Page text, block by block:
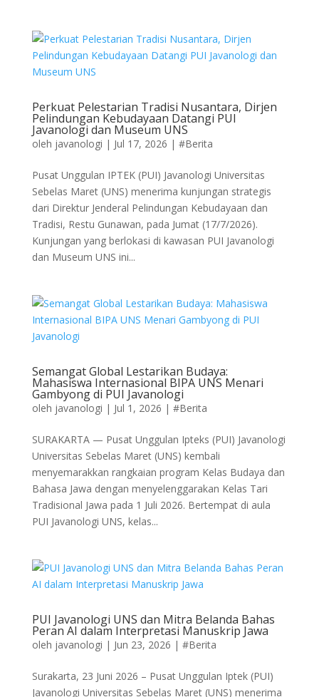
Perkuat Pelestarian Tradisi Nusantara, Dirjen
Pelindungan Kebudayaan Datangi PUI
Javanologi dan Museum UNS
oleh javanologi | Jul 17, 2026 | #Berita
Pusat Unggulan IPTEK (PUI) Javanologi Universitas
Sebelas Maret (UNS) menerima kunjungan strategis
dari Direktur Jenderal Pelindungan Kebudayaan dan
Tradisi, Restu Gunawan, pada Jumat (17/7/2026).
Kunjungan yang berlokasi di kawasan PUI Javanologi
dan Museum UNS ini...
Semangat Global Lestarikan Budaya:
Mahasiswa Internasional BIPA UNS Menari
Gambyong di PUI Javanologi
oleh javanologi | Jul 1, 2026 | #Berita
SURAKARTA — Pusat Unggulan Ipteks (PUI) Javanologi
Universitas Sebelas Maret (UNS) kembali
menyemarakkan rangkaian program Kelas Budaya dan
Bahasa Jawa dengan menyelenggarakan Kelas Tari
Tradisional Jawa pada 1 Juli 2026. Bertempat di aula
PUI Javanologi UNS, kelas...
PUI Javanologi UNS dan Mitra Belanda Bahas
Peran AI dalam Interpretasi Manuskrip Jawa
oleh javanologi | Jun 23, 2026 | #Berita
Surakarta, 23 Juni 2026 – Pusat Unggulan Iptek (PUI)
Javanologi Universitas Sebelas Maret (UNS) menerima